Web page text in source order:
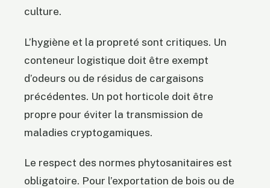
culture.
L’hygiène et la propreté sont critiques. Un
conteneur logistique doit être exempt
d’odeurs ou de résidus de cargaisons
précédentes. Un pot horticole doit être
propre pour éviter la transmission de
maladies cryptogamiques.
Le respect des normes phytosanitaires est
obligatoire. Pour l’exportation de bois ou de